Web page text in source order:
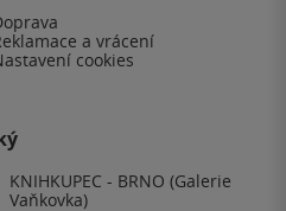
a vrácení
cookies
KNIHKUPEC - BRNO (Galerie
Vaňkovka)